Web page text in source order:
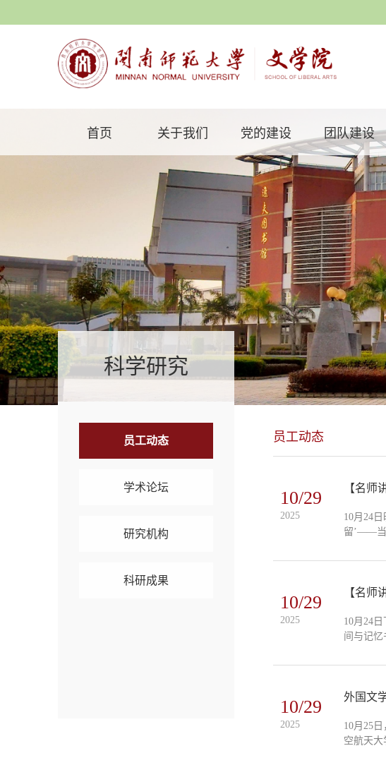
首页 关于我们 党的建设 团队建设
科学研究
员工动态
学术论坛
研究机构
科研成果
员工动态
10/29
2025
【名
10月24
留’——当
大代表性
10/29
2025
【名
10月24
间与记忆
究方法论
10/29
2025
外国文
10月25
空航天